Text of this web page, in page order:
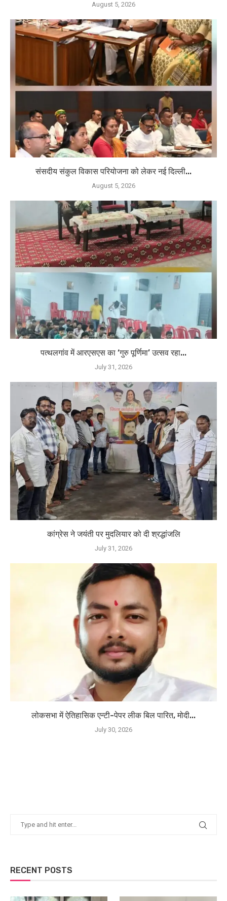
August 5, 2026
संसदीय संकुल विकास परियोजना को लेकर नई दिल्ली...
August 5, 2026
पत्थलगांव में आरएसएस का ‘गुरु पूर्णिमा’ उत्सव रहा...
July 31, 2026
कांग्रेस ने जयंती पर मुदलियार को दी श्रद्धांजलि
July 31, 2026
लोकसभा में ऐतिहासिक एन्टी-पेपर लीक बिल पारित, मोदी...
July 30, 2026
RECENT POSTS